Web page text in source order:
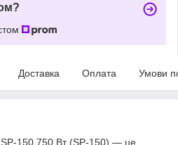
Доставка Оплата Умови
SP-150 750 Вт (SP-150) — це